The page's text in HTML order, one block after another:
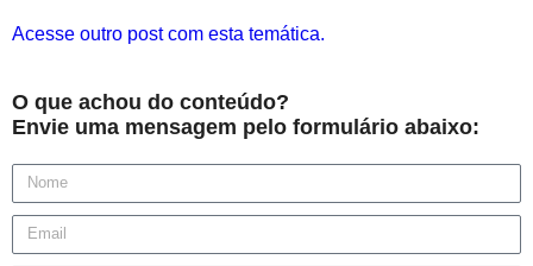
Acesse outro post com esta temática.
O que achou do conteúdo?
Envie uma mensagem pelo formulário abaixo: